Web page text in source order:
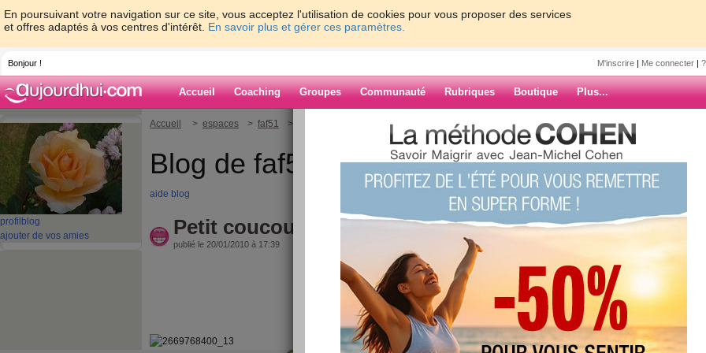
En poursuivant votre navigation sur ce site, vous acceptez l'utilisation de cookies pour vous proposer des services
et offres adaptés à vos centres d'intérêt. En savoir plus et gérer ces paramètres.
Bonjour ! M'inscrire | Me connecter |
Accueil Coaching Groupes Communauté Rubriques Boutique Plus...
profil blog
ajouter de vos amies
Accueil > espaces > faf51 > Petit coucou du mercredi...
Blog de faf51
aide blog
Petit coucou du mercredi...
publié le 20/01/2010 à 17:39
ARCHIVES